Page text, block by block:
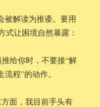
被解读为推诿。要用
式让困境自然暴露：
推给你时，不要接“解
程”的动作。
面，我目前手头有